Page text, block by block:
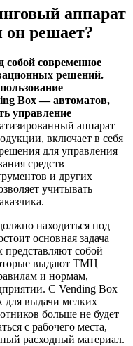
аппарат
он решает?
собой современное
решений.
Box — автоматов,
управление
аппарат
включает в себя
для управления
средств
и других
учитывать
находиться под
основная задача
представляют собой
выдают ТМЦ
и нормам,
С Vending Box
для выдачи мелких
больше не будет
с рабочего места,
расходный материал.